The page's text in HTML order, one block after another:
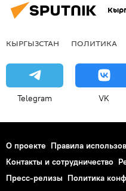
КЫРГЫЗСТАН ПОЛИТИКА
Telegram VK
О проекте Правила
Контакты и сотрудничество
Пресс-релизы Политика